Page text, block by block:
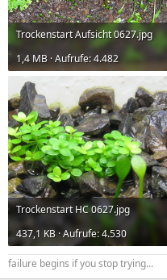
Trockenstart Aufsicht 0627.jpg
1,4 MB · Aufrufe: 4.482
Trockenstart HC 0627.jpg
437,1 KB · Aufrufe: 4.530
failure begins if you stop trying...